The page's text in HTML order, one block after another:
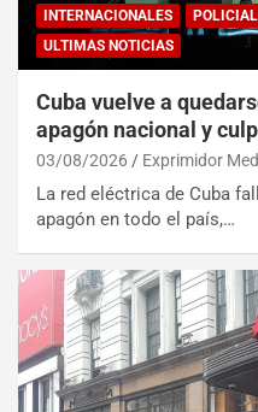
INTERNACIONALES
ULTIMAS NOTICIAS
Cuba vuelve a
apagón nacional y
03/08/2026 Exprimidor
La red eléctrica de Cuba
apagón en todo el país,…